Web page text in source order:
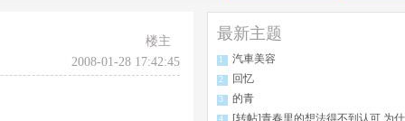
楼主
2008-01-28 17:42:45
最新主题
1 汽車美容
2 回忆
3 的青
4 [转帖]青春里的想法得不到认可,为什么我们不来一场南极